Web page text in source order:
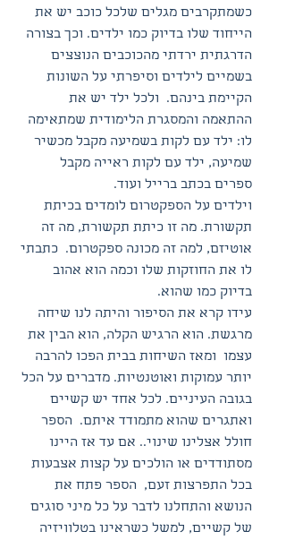
כשמתקרבים מגלים שלכל כוכב יש את
הייחוד שלו בדיוק כמו ילדים. וכך בצורה
הדרגתית ירדתי מהכוכבים הנוצצים
בשמיים לילדים וסיפרתי על השונות
הקיימת בינהם.  ולכל ילד יש את
ההתאמה והמסגרת הלימודית שמתאימה
לו: ילד עם לקות בשמיעה מקבל מכשיר
שמיעה, ילד עם לקות ראייה מקבל
ספרים בכתב ברייל ועוד.
וילדים על הספקטרום לומדים בכיתת
תקשורת. מה זו כיתת תקשורת, מה זה
אוטיזם, למה זה מכונה ספקטרום.  כתבתי
לו את החוזקות שלו וכמה הוא אהוב
בדיוק כמו שהוא.
עידו קרא את הסיפור והיתה לנו שיחה
מרגשת. הוא הרגיש הקלה, הוא הבין את
עצמו  ומאז השיחות בבית הפכו להרבה
יותר עמוקות ואוטנטיות. מדברים על הכל
בגובה העיניים. לכל אחד יש קשיים
ואתגרים שהוא מתמודד איתם.  הספר
חולל אצלינו שינוי.. אם עד אז היינו
מסתודדים או הולכים על קצות אצבעות
בכל התפרצות זעם,  הספר פתח את
הנושא והתחלנו לדבר על כל מיני סוגים
של קשיים, למשל כשראינו בטלוויזיה